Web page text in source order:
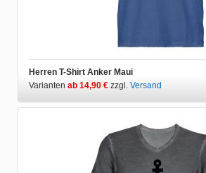
Herren T-Shirt Anker Maui
Varianten ab 14,90 € zzgl. Versand